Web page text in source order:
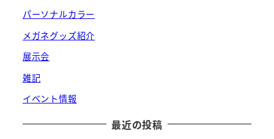
パーソナルカラー
メガネグッズ紹介
展示会
雑記
イベント情報
最近の投稿